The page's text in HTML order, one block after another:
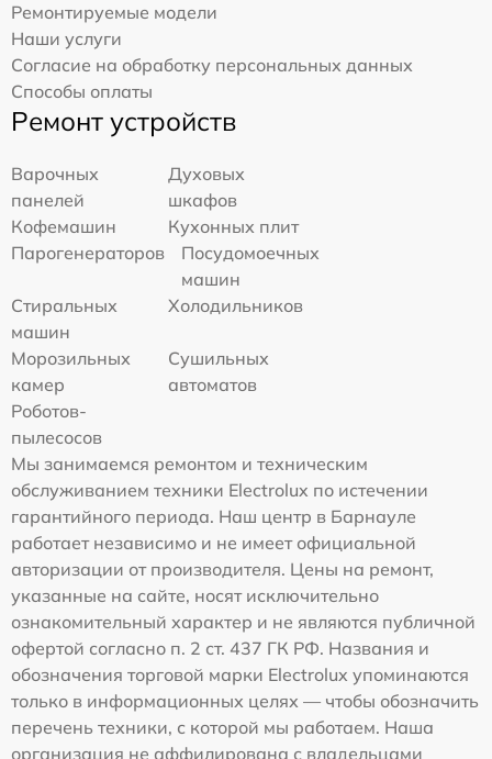
Ремонтируемые модели
Наши услуги
Согласие на обработку персональных данных
Способы оплаты
Ремонт устройств
Варочных
панелей
Духовых
шкафов
Кофемашин
Кухонных плит
Парогенераторов
Посудомоечных
машин
Стиральных
машин
Холодильников
Морозильных
камер
Сушильных
автоматов
Роботов-
пылесосов
Мы занимаемся ремонтом и техническим
обслуживанием техники Electrolux по истечении
гарантийного периода. Наш центр в Барнауле
работает независимо и не имеет официальной
авторизации от производителя. Цены на ремонт,
указанные на сайте, носят исключительно
ознакомительный характер и не являются публичной
офертой согласно п. 2 ст. 437 ГК РФ. Названия и
обозначения торговой марки Electrolux упоминаются
только в информационных целях — чтобы обозначить
перечень техники, с которой мы работаем. Наша
организация не аффилирована с владельцами